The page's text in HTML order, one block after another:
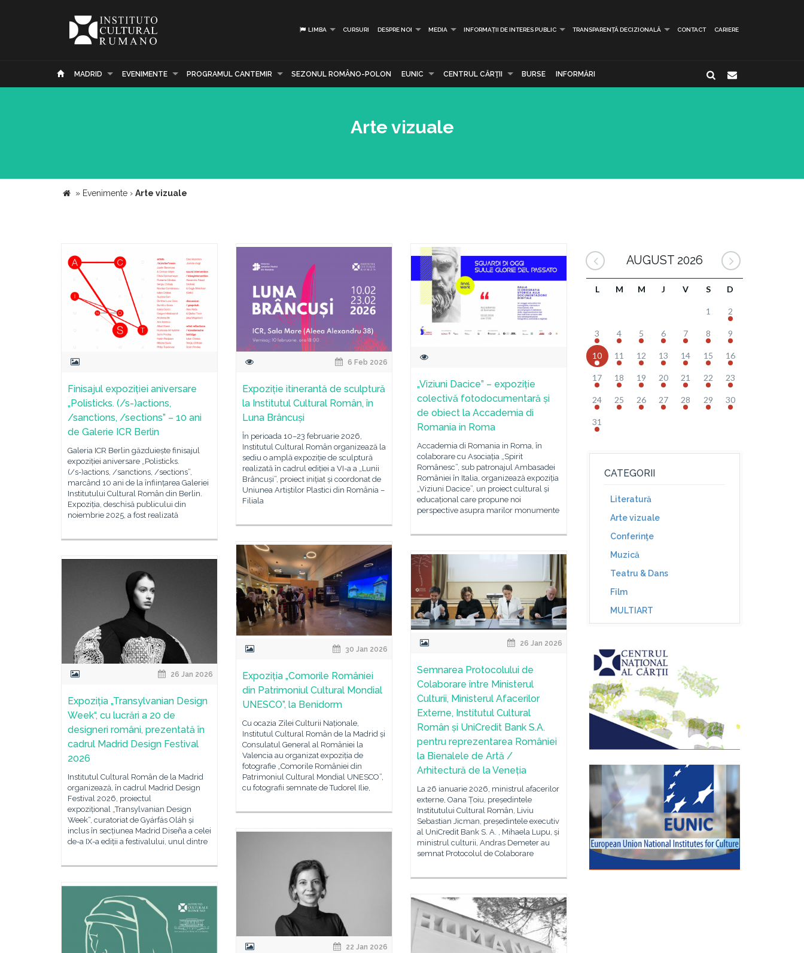
LIMBA CURSURI DESPRE NOI MEDIA INFORMAȚII DE INTERES PUBLIC TRANSPARENȚĂ DECIZIONALĂ CONTACT CARIERE
MADRID EVENIMENTE PROGRAMUL CANTEMIR SEZONUL ROMÂNO-POLON EUNIC CENTRUL CĂRŢII BURSE INFORMĂRI
Arte vizuale
» Evenimente › Arte vizuale
Finisajul expoziției aniversare
„Polisticks. (/s-)actions,
/sanctions, /sections” – 10 ani
de Galerie ICR Berlin
Galeria ICR Berlin găzduiește finisajul
expoziției aniversare „Polisticks.
(/s-)actions, /sanctions, /sections”,
marcând 10 ani de la înființarea Galeriei
Institutului Cultural Român din Berlin.
Expoziția, deschisă publicului din
noiembrie 2025, a fost realizată
6 Feb 2026
Expoziție itinerantă de sculptură
la Institutul Cultural Român, în
Luna Brâncuși
În perioada 10–23 februarie 2026,
Institutul Cultural Român organizează la
sediu o amplă expoziție de sculptură
realizată în cadrul ediției a VI-a a „Lunii
Brâncuși”, proiect inițiat și coordonat de
Uniunea Artiștilor Plastici din România –
Filiala
„Viziuni Dacice” – expoziție
colectivă fotodocumentară și
de obiect la Accademia di
Romania in Roma
Accademia di Romania in Roma, în
colaborare cu Asociația „Spirit
Românesc”, sub patronajul Ambasadei
României în Italia, organizează expoziția
„Viziuni Dacice”, un proiect cultural și
educațional care propune noi
perspective asupra marilor monumente
30 Jan 2026
Expoziția „Comorile României
din Patrimoniul Cultural Mondial
UNESCO”, la Benidorm
Cu ocazia Zilei Culturii Naționale,
Institutul Cultural Român de la Madrid și
Consulatul General al României la
Valencia au organizat expoziția de
fotografie „Comorile României din
Patrimoniul Cultural Mondial UNESCO”,
cu fotografii semnate de Tudorel Ilie,
26 Jan 2026
Semnarea Protocolului de
Colaborare între Ministerul
Culturii, Ministerul Afacerilor
Externe, Institutul Cultural
Român și UniCredit Bank S.A.
pentru reprezentarea României
la Bienalele de Artă /
Arhitectură de la Veneția
La 26 ianuarie 2026, ministrul afacerilor
externe, Oana Țoiu, președintele
Institutului Cultural Român, Liviu
Sebastian Jicman, președintele executiv
al UniCredit Bank S. A. , Mihaela Lupu, și
ministrul culturii, Andras Demeter au
semnat Protocolul de Colaborare
26 Jan 2026
Expoziția „Transylvanian Design
Week“, cu lucrări a 20 de
designeri români, prezentată în
cadrul Madrid Design Festival
2026
Institutul Cultural Român de la Madrid
organizează, în cadrul Madrid Design
Festival 2026, proiectul
expozițional „Transylvanian Design
Week“, curatoriat de Gyárfás Oláh și
inclus în secțiunea Madrid Diseña a celei
de-a IX-a ediții a festivalului, unul dintre
22 Jan 2026
AUGUST 2026
L M M J V S D
1 2
3 4 5 6 7 8 9
10 11 12 13 14 15 16
17 18 19 20 21 22 23
24 25 26 27 28 29 30
31
CATEGORII
Literatură
Arte vizuale
Conferinţe
Muzică
Teatru & Dans
Film
MULTIART